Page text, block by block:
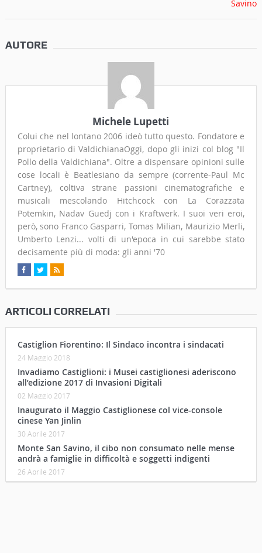
AUTORE
Michele Lupetti
Colui che nel lontano 2006 ideò tutto questo. Fondatore e
proprietario di ValdichianaOggi, dopo gli inizi col blog "Il
Pollo della Valdichiana". Oltre a dispensare opinioni sulle
cose locali è Beatlesiano da sempre (corrente-Paul Mc
Cartney), coltiva strane passioni cinematografiche e
musicali mescolando Hitchcock con La Corazzata
Potemkin, Nadav Guedj con i Kraftwerk. I suoi veri eroi,
però, sono Franco Gasparri, Tomas Milian, Maurizio Merli,
Umberto Lenzi... volti di un'epoca in cui sarebbe stato
decisamente più di moda: gli anni '70
ARTICOLI CORRELATI
Castiglion Fiorentino: Il Sindaco incontra i sindacati
24 Maggio 2018
Invadiamo Castiglioni: i Musei castiglionesi aderiscono
all’edizione 2017 di Invasioni Digitali
02 Maggio 2017
Inaugurato il Maggio Castiglionese col vice-console
cinese Yan Jinlin
30 Aprile 2017
Monte San Savino, il cibo non consumato nelle mense
andrà a famiglie in difficoltà e soggetti indigenti
26 Aprile 2017